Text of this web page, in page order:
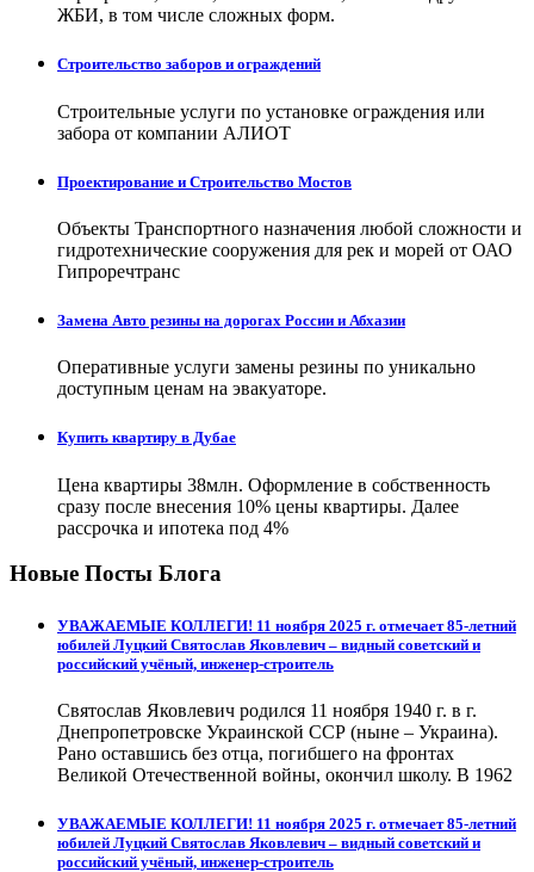
ЖБИ, в том числе сложных форм.
Строительство заборов и ограждений
Строительные услуги по установке ограждения или
забора от компании АЛИОТ
Проектирование и Строительство Мостов
Объекты Транспортного назначения любой сложности и
гидротехнические сооружения для рек и морей от ОАО
Гипроречтранс
Замена Авто резины на дорогах России и Абхазии
Оперативные услуги замены резины по уникально
доступным ценам на эвакуаторе.
Купить квартиру в Дубае
Цена квартиры 38млн. Оформление в собственность
сразу после внесения 10% цены квартиры. Далее
рассрочка и ипотека под 4%
Новые Посты Блога
УВАЖАЕМЫЕ КОЛЛЕГИ! 11 ноября 2025 г. отмечает 85-летний
юбилей Луцкий Святослав Яковлевич – видный советский и
российский учёный, инженер-строитель
Святослав Яковлевич родился 11 ноября 1940 г. в г.
Днепропетровске Украинской ССР (ныне – Украина).
Рано оставшись без отца, погибшего на фронтах
Великой Отечественной войны, окончил школу. В 1962
УВАЖАЕМЫЕ КОЛЛЕГИ! 11 ноября 2025 г. отмечает 85-летний
юбилей Луцкий Святослав Яковлевич – видный советский и
российский учёный, инженер-строитель